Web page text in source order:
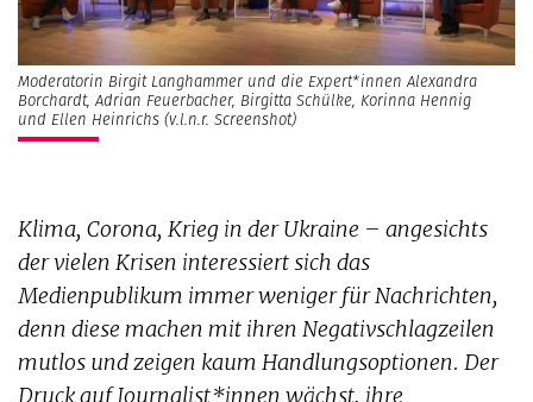
Moderatorin Birgit Langhammer und die Expert*innen Alexandra
Borchardt, Adrian Feuerbacher, Birgitta Schülke, Korinna Hennig
und Ellen Heinrichs (v.l.n.r. Screenshot)
Klima, Corona, Krieg in der Ukraine – angesichts
der vielen Krisen interessiert sich das
Medienpublikum immer weniger für Nachrichten,
denn diese machen mit ihren Negativschlagzeilen
mutlos und zeigen kaum Handlungsoptionen. Der
Druck auf Journalist*innen wächst, ihre